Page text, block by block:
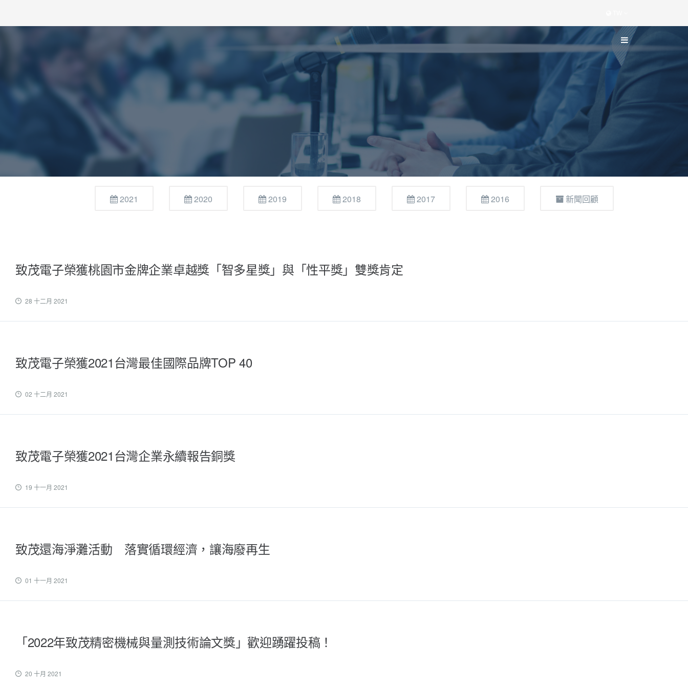
2021 2020 2019 2018 2017 2016 新聞回顧
致茂電子榮獲桃園市金牌企業卓越獎「智多星獎」與「性平獎」雙獎肯定
28 十二月 2021
致茂電子榮獲2021台灣最佳國際品牌TOP 40
02 十二月 2021
致茂電子榮獲2021台灣企業永續報告銅獎
19 十一月 2021
致茂還海淨灘活動 落實循環經濟，讓海廢再生
01 十一月 2021
「2022年致茂精密機械與量測技術論文獎」歡迎踴躍投稿！
20 十月 2021